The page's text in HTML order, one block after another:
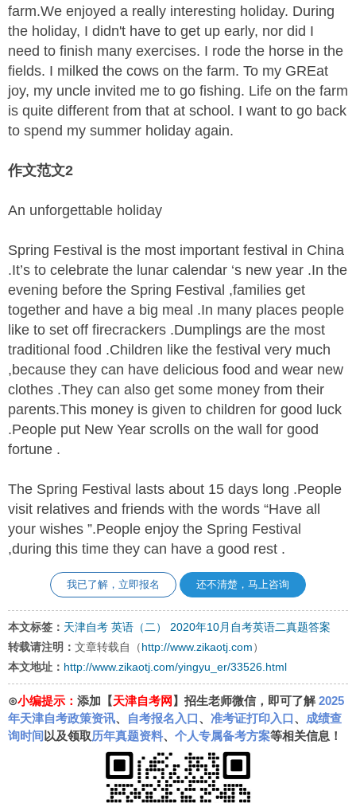
farm.We enjoyed a really interesting holiday. During
the holiday, I didn't have to get up early, nor did I
need to finish many exercises. I rode the horse in the
fields. I milked the cows on the farm. To my GREat
joy, my uncle invited me to go fishing. Life on the farm
is quite different from that at school. I want to go back
to spend my summer holiday again.
作文范文2
An unforgettable holiday
Spring Festival is the most important festival in China
.It’s to celebrate the lunar calendar ‘s new year .In the
evening before the Spring Festival ,families get
together and have a big meal .In many places people
like to set off firecrackers .Dumplings are the most
traditional food .Children like the festival very much
,because they can have delicious food and wear new
clothes .They can also get some money from their
parents.This money is given to children for good luck
.People put New Year scrolls on the wall for good
fortune .
The Spring Festival lasts about 15 days long .People
visit relatives and friends with the words “Have all
your wishes ”.People enjoy the Spring Festival
,during this time they can have a good rest .
我已了解，立即报名 还不清楚，马上咨询
本文标签： 天津自考 英语（二）
2020年10月自考英语二真题答案
转载请注明： 文章转载自（ http://www.zikaotj.com ）
本文地址： http://www.zikaotj.com/yingyu_er/33526.html
⊙小编提示： 添加【天津自考网 】招生老师微信，即可了解2025
年天津自考政策资讯、 自考报名入口、 准考证打印入口、 成绩查
询时间 以及领取历年真题资料、 个人专属备考方案等相关信息！